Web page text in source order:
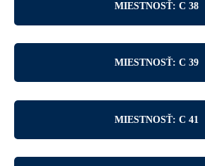
MIESTNOSŤ: C 38
MIESTNOSŤ: C 39
MIESTNOSŤ: C 41